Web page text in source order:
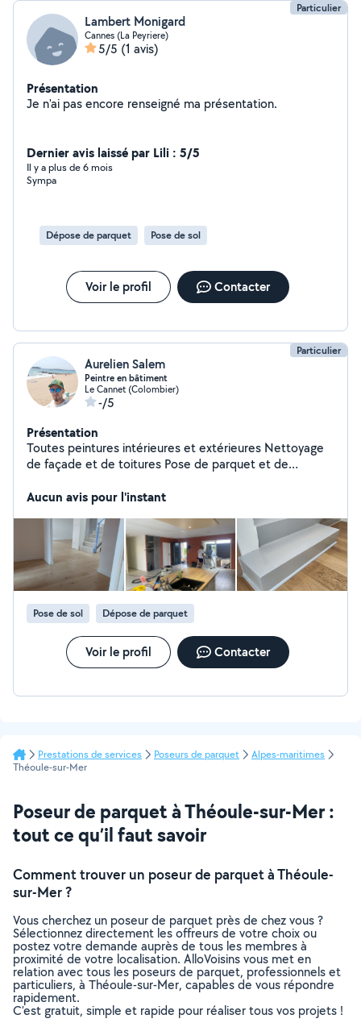
Particulier
Lambert Monigard
Cannes (La Peyriere)
5/5 (1 avis)
Présentation
Je n'ai pas encore renseigné ma présentation.
Dernier avis laissé par Lili : 5/5
Il y a plus de 6 mois
Sympa
Dépose de parquet Pose de sol
Voir le profil Contacter
Particulier
Aurelien Salem
Peintre en bâtiment
Le Cannet (Colombier)
-/5
Présentation
Toutes peintures intérieures et extérieures Nettoyage
de façade et de toitures Pose de parquet et de
Aucun avis pour l'instant
Pose de sol Dépose de parquet
Voir le profil Contacter
Prestations de services Poseurs de parquet
Alpes-maritimes
Théoule-sur-Mer
Poseur de parquet à Théoule-sur-Mer :
tout ce qu’il faut savoir
Comment trouver un poseur de parquet à Théoule-
sur-Mer ?
Vous cherchez un poseur de parquet près de chez vous ?
Sélectionnez directement les offreurs de votre choix ou
postez votre demande auprès de tous les membres à
proximité de votre localisation. AlloVoisins vous met en
relation avec tous les poseurs de parquet, professionnels et
particuliers, à Théoule-sur-Mer, capables de vous répondre
rapidement.
C’est gratuit, simple et rapide pour réaliser tous vos projets !